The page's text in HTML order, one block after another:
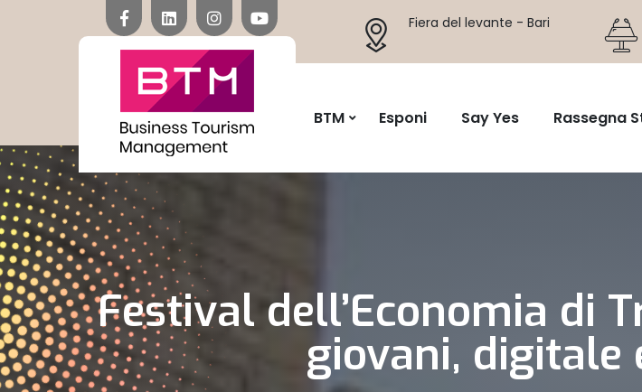
Fiera del levante - Bari
BTM Esponi Say Yes Rassegna
Festival dell’Economia di
giovani, digitale